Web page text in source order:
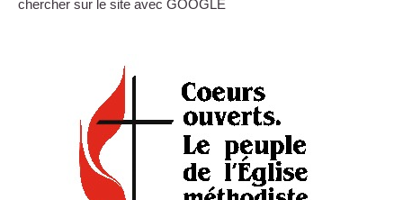
chercher sur le site avec GOOGLE